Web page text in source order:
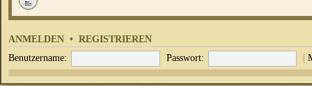
ANMELDEN • REGISTRIEREN
Benutzername: Passwort: |